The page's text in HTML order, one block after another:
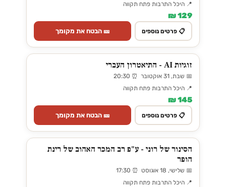
📍 היכל התרבות פתח תקווה
129 ₪
📋 פרטים נוספים 🎫 הבטח את מקומך
זוגיות AI - התיאטרון העברי
📅 שבת, 31 אוקטובר ⏰ 20:30
📍 היכל התרבות פתח תקווה
145 ₪
📋 פרטים נוספים 🎫 הבטח את מקומך
הסינור של רוני - ע"פ רב המכר האהוב של רינת
הופר
📅 שלישי, 18 אוגוסט ⏰ 17:30
📍 היכל התרבות פתח תקווה